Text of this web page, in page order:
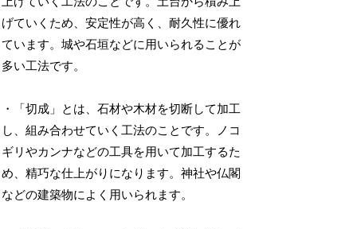
げていくため、安定性が高く、耐久性に優れ
ています。城や石垣などに用いられることが
多い工法です。
・「切成」とは、石材や木材を切断して加工
し、組み合わせていく工法のことです。ノコ
ギリやカンナなどの工具を用いて加工するた
め、精巧な仕上がりになります。神社や仏閣
などの建築物によく用いられます。